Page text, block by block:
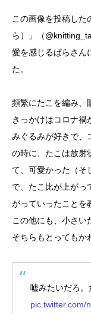
この画像を投稿した
ら）」（
愛を感じるぱらさん
た。
頻繁にたこを編み、
きっかけはコロナ禍
みぐるみが好きで、
の時に、たこは放射
て、可愛かった（そ
で、たこ比が上がっ
がっていったことを
この他にも、小さい
そちらもとってもか
嘘みたいだろ。
pic.twitter.com/